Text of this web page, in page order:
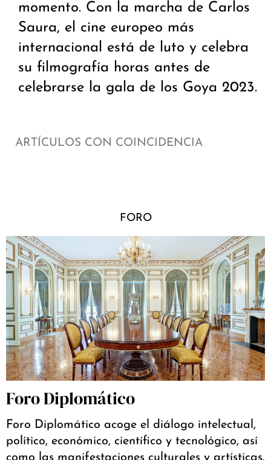
momento. Con la marcha de Carlos
Saura, el cine europeo más
internacional está de luto y celebra
su filmografía horas antes de
celebrarse la gala de los Goya 2023.
ARTÍCULOS CON COINCIDENCIA
FORO
Foro Diplomático
Foro Diplomático acoge el diálogo intelectual,
político, económico, científico y tecnológico, así